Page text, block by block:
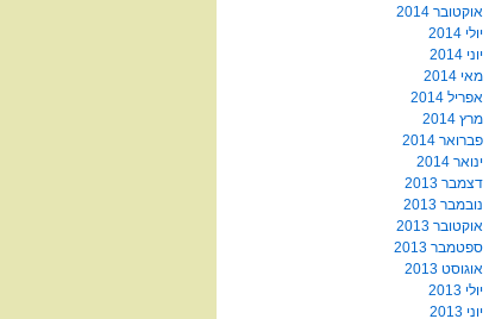
אוקטובר 2014
יולי 2014
יוני 2014
מאי 2014
אפריל 2014
מרץ 2014
פברואר 2014
ינואר 2014
דצמבר 2013
נובמבר 2013
אוקטובר 2013
ספטמבר 2013
אוגוסט 2013
יולי 2013
יוני 2013